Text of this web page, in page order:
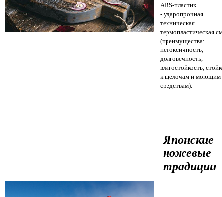
ABS-пластик
- ударопрочная
техническая
термопластическая
(преимущества:
нетоксичность,
долговечность,
влагостойкость,
к щелочам и моющим
средствам).
Японские
ножевые
традиции